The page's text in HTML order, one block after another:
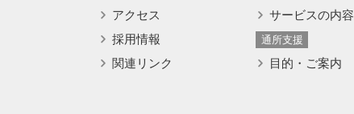
アクセス
採用情報
関連リンク
サービスの内容
通所支援
目的・ご案内